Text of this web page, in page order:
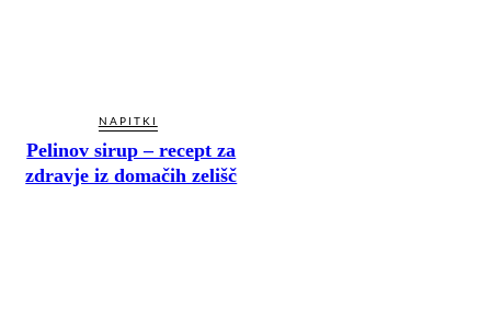
NAPITKI
Pelinov sirup – recept za
zdravje iz domačih zelišč